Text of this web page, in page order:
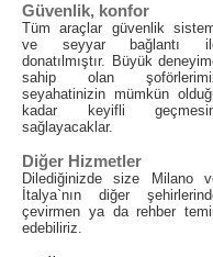
Güvenlik, konfor
Tüm araçlar güvenlik
ve seyyar bağlantı
donatılmıştır. Büyük
sahip olan
seyahatinizin mümkün
kadar keyifli
sağlayacaklar.
Diğer Hizmetler
Dilediğinizde size Milano
İtalya`nın diğer
çevirmen ya da rehber
edebiliriz.